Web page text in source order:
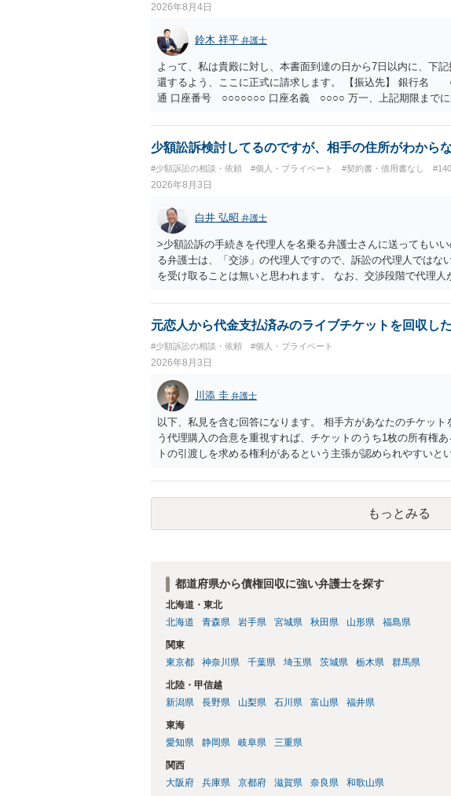
2026年8月4日
鈴木 祥平 弁護士
よって、私は貴殿に対し、本書面到達の日から7日以内に、下
還するよう、ここに正式に請求します。 【振込先】 銀
通 口座番号 ○○○○○○○ 口座名義 ○○○○ 万一、上記期限までに
を求める民事訴訟、支払督促その他必要な法的手続を直ちに講
の他法令上認められる金員についても併せて請求する予定です
との取引関係や返金時期などの内部事情は、私に対する返還義
ものではありません。 これ以上、本件の解決を不必要に遅延
手続を履行されるよう、強く求めます。 以上
少額訟訴検討してるのですが、相手の住所がわから
#少額訴訟の相談・依頼 #個人・プライベート #契約書・借用書なし
2026年8月3日
白井 弘昭 弁護士
>少額訟訴の手続きを代理人を名乗る弁護士さんに送ってもい
る弁護士は、「交渉」の代理人ですので、訴訟の代理人ではな
を受け取ることは無いと思われます。 なお、交渉段階で代理
合も）、裁判所が当該代理人弁護士に事前連絡し、引き続き訴
志が明らかになったところで、直接被告に送達するのではなく
０万円の請求で代理人弁護士に委任するかも疑わしいのですが
本人を示す事実（振込先などの情報）から、相手の住所等の情
す。 以上、ご参考まで。
元恋人から代金支払済みのライブチケットを回収した
#少額訴訟の相談・依頼 #個人・プライベート
2026年8月3日
川添 圭 弁護士
以下、私見を含む回答になります。 相手方があなたのチケッ
う代理購入の合意を重視すれば、チケットのうち1枚の所有権
トの引渡しを求める権利があるという主張が認められやすいと
ば、交際を終了させたことにより「一緒に行く」という結果の
チケットを引き渡すべきといえるかは微妙であり、むしろ返金
致するのではないか、という判断に傾くことになると思います
場合、交際を解消した2人が当日隣り合わせになることは避け
当該チケットがチケット転売防止法に規定する特定興行入場券
場合には、チケット引渡し以外に選択肢がない場合もあるでし
は「当事者の合理的意思」がどこにあるのかを追求した解決が
問題なので、弁護士によっても回答は異なるかもしれません。
もっとみる
都道府県から債権回収に強い弁護士を探す
北海道・東北
北海道
青森県 岩手県 宮城県 秋田県 山形県 福島県
関東
東京都
神奈川県 千葉県 埼玉県 茨城県 栃木県 群馬県
北陸・甲信越
新潟県
長野県 山梨県 石川県 富山県 福井県
東海
愛知県
静岡県 岐阜県 三重県
関西
大阪府
兵庫県 京都府 滋賀県 奈良県 和歌山県